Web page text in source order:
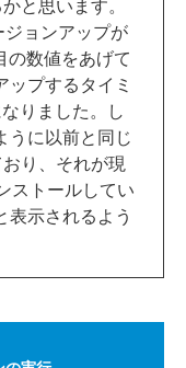
ョンアップが
の数値をあげて
プするタイミ
りました。し
うに以前と同じ
り、それが現
ストールしてい
表示されるよう